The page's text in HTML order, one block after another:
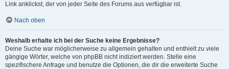
Link anklickst, der von jeder Seite des Forums aus verfügbar ist.
Nach oben
Weshalb erhalte ich bei der Suche keine Ergebnisse?
Deine Suche war möglicherweise zu allgemein gehalten und enthielt zu viele
gängige Wörter, welche von phpBB nicht indiziert werden. Stelle eine
spezifischere Anfrage und benutze die Optionen, die dir die erweiterte Suche